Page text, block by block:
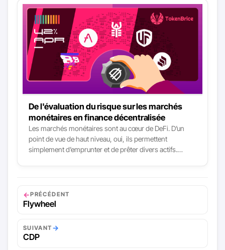
De l'évaluation du risque sur les marchés
monétaires en finance décentralisée
Les marchés monétaires sont au cœur de DeFi. D’un
point de vue de haut niveau, oui, ils permettent
simplement d’emprunter et de prêter divers actifs.
monétaires dans DeFi : Aave, Compound & Cream.
Pourtant, tous les services suivants les utilisent, d’une
88mph, Idle Finance, etc. Pour dire les choses
←PRÉCÉDENT
Flywheel
SUIVANT →
CDP